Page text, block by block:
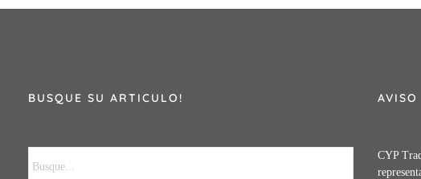
BUSQUE SU ARTICULO! AVISO
CYP